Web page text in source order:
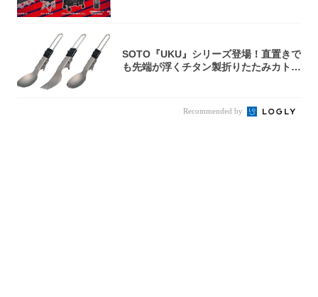
SOTO『UKU』シリーズ登場！直置きで
も先端が浮くチタン製折りたたみカトラ
Recommended by